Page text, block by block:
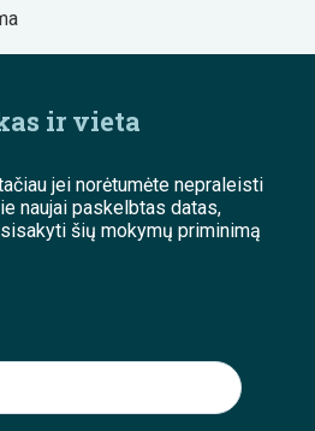
ir vieta
jei norėtumėte nepraleisti
naujai paskelbtas datas,
šių mokymų priminimą